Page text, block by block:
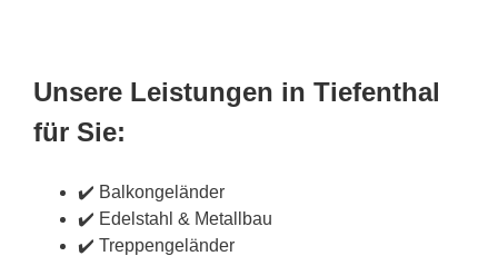
Unsere Leistungen in Tiefenthal
für Sie:
✔️ Balkongeländer
✔️ Edelstahl & Metallbau
✔️ Treppengeländer